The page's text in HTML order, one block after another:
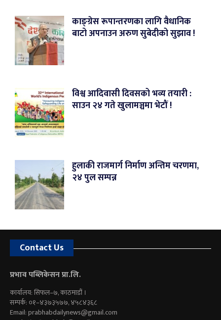
काङ्ग्रेस रूपान्तरणका लागि वैधानिक
बाटो अपनाउन अरुण सुबेदीको सुझाव !
विश्व आदिवासी दिवसको भव्य तयारी :
साउन २४ गते खुलामञ्चमा भेटौं !
हुलाकी राजमार्ग निर्माण अन्तिम चरणमा,
२४ पुल सम्पन्न
Contact Us
प्रभाव पब्लिकेसन प्रा.लि.
कार्यालय: सिफल–७, काठमाडौं ।
सम्पर्क: ०१–४३७३५७७, ४५८४३६८
Email:prabhabdailynews@gmail.com